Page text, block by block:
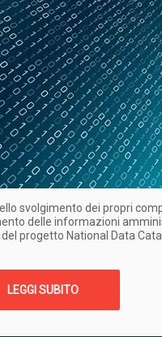
svolgimento dei propri
delle informazioni
progetto National Data
LEGGI SUBITO